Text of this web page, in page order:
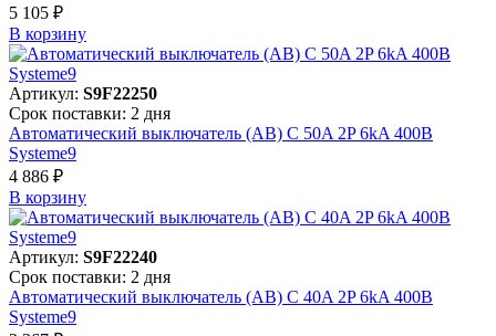
5 105 ₽
В корзинy
Артикул: S9F22250
Срок поставки: 2 дня
Автоматический выключатель (АВ) C 50A 2P 6kA 400В
Systeme9
4 886 ₽
В корзинy
Артикул: S9F22240
Срок поставки: 2 дня
Автоматический выключатель (АВ) C 40A 2P 6kA 400В
Systeme9